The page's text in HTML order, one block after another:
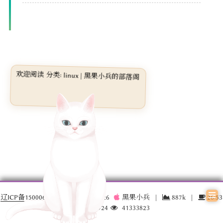
辽ICP备15000696号-3 2026 黑果小兵 | 887k |
26:53
17032924
41333823
欢迎阅读 分类: linux | 黑果小兵的部落阁